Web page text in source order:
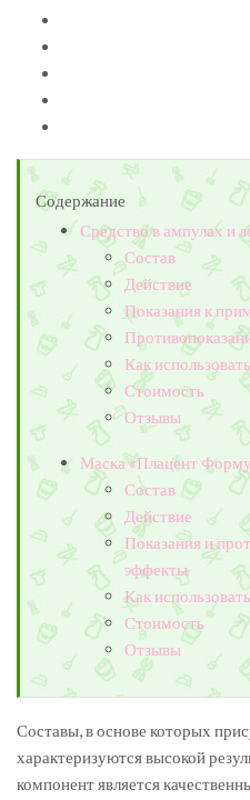
Содержание
Средство в ампулах и
Состав
Действие
Показания к
Как
Стоимость
Отзывы
Маска «Плацент
Состав
Действие
Показания и
эффекты
Как
Стоимость
Отзывы
Составы, в основе которых
характеризуются высокой
компонент является